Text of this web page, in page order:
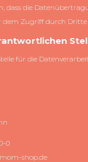
dass die
dem Zugriff durch
für die
0
shop.de